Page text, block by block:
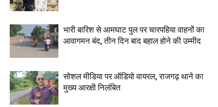
भारी बारिश से आमघाट पुल पर चारपहिया वाहनों का
आवागमन बंद, तीन दिन बाद बहाल होने की उम्मीद
सोशल मीडिया पर ऑडियो वायरल, राजगढ़ थाने का
मुख्य आरक्षी निलंबित